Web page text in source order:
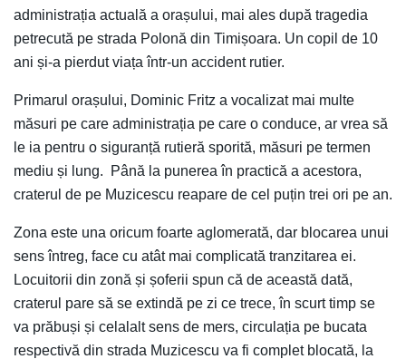
administrația actuală a orașului, mai ales după tragedia
petrecută pe strada Polonă din Timișoara. Un copil de 10
ani și-a pierdut viața într-un accident rutier.
Primarul orașului, Dominic Fritz a vocalizat mai multe
măsuri pe care administrația pe care o conduce, ar vrea să
le ia pentru o siguranță rutieră sporită, măsuri pe termen
mediu și lung. Până la punerea în practică a acestora,
craterul de pe Muzicescu reapare de cel puțin trei ori pe an.
Zona este una oricum foarte aglomerată, dar blocarea unui
sens întreg, face cu atât mai complicată tranzitarea ei.
Locuitorii din zonă și șoferii spun că de această dată,
craterul pare să se extindă pe zi ce trece, în scurt timp se
va prăbuși și celalalt sens de mers, circulația pe bucata
respectivă din strada Muzicescu va fi complet blocată, la